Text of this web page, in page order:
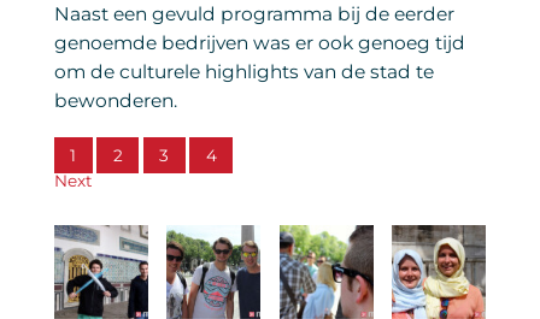
Naast een gevuld programma bij de eerder
genoemde bedrijven was er ook genoeg tijd
om de culturele highlights van de stad te
bewonderen.
1 2 3
4
Next